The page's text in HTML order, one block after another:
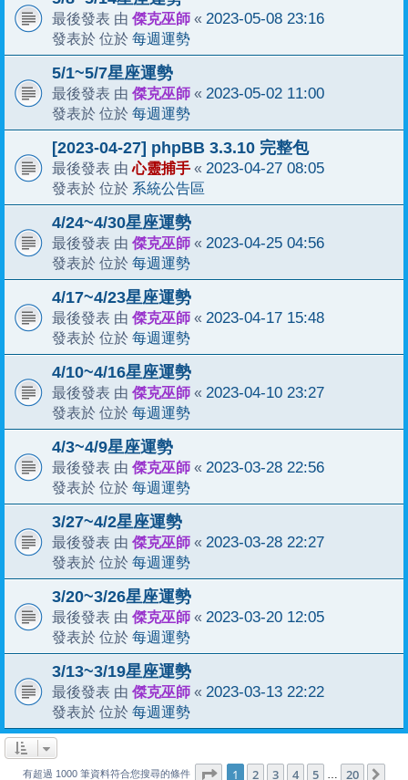
最後發表 由 傑克巫師 « 2023-05-08 23:16
發表於 位於 每週運勢
5/1~5/7星座運勢
最後發表 由 傑克巫師 « 2023-05-02 11:00
發表於 位於 每週運勢
[2023-04-27] phpBB 3.3.10 完整包
最後發表 由心靈捕手 « 2023-04-27 08:05
發表於 位於 系統公告區
4/24~4/30星座運勢
最後發表 由 傑克巫師 « 2023-04-25 04:56
發表於 位於 每週運勢
4/17~4/23星座運勢
最後發表 由 傑克巫師 « 2023-04-17 15:48
發表於 位於 每週運勢
4/10~4/16星座運勢
最後發表 由 傑克巫師 « 2023-04-10 23:27
發表於 位於 每週運勢
4/3~4/9星座運勢
最後發表 由 傑克巫師 « 2023-03-28 22:56
發表於 位於 每週運勢
3/27~4/2星座運勢
最後發表 由 傑克巫師 « 2023-03-28 22:27
發表於 位於 每週運勢
3/20~3/26星座運勢
最後發表 由 傑克巫師 « 2023-03-20 12:05
發表於 位於 每週運勢
3/13~3/19星座運勢
最後發表 由 傑克巫師 « 2023-03-13 22:22
發表於 位於 每週運勢
有超過 1000 筆資料符合您搜尋的條件 第1 頁 (共 20頁)
1 2 3 4 5 20